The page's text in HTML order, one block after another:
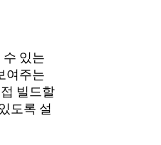
있는
여주는
빌드할
도록 설